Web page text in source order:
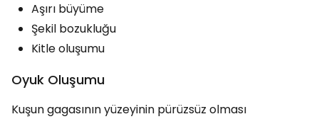
Aşırı büyüme
Şekil bozukluğu
Kitle oluşumu
Oyuk Oluşumu
Kuşun gagasının yüzeyinin pürüzsüz olması